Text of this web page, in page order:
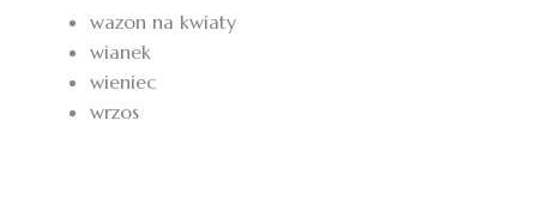
wazon na kwiaty
wianek
wieniec
wrzos